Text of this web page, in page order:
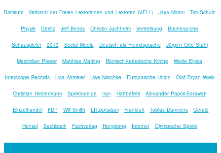
Baltikum Verband der Freien Lektorinnen und Lektoren (VFLL) Jaya Mirani Tim Schulz
Physik Görlitz Jeff Bezos Christin Juchheim Vertreibung Buchbranche
Schauspieler 2013 Social Media Deutsch als Fremdsprache Jürgen Otto Stahl
Maximilian Pieper Matthias Matting Römisch-katholische Kirche Weda Elysia
Interscope Records Lisa Altmeier Uwe Nitschke Europäische Union Olaf Bryan Wielk
Christian Hestermann Spektrum.de Iran Haftbefehl Alexander Papoli-Barawati
Einzelhandel FDP Will Smith LIT:potsdam Frankfurt Tobias Dammers Gerald
Hensel Sachbuch Fachverlag Hongkong Internet Olympische Spiele